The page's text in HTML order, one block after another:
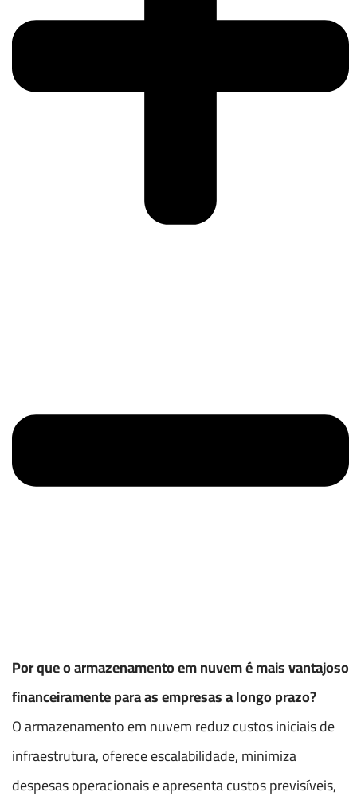
Por que o armazenamento em nuvem é mais vantajoso
financeiramente para as empresas a longo prazo?
O armazenamento em nuvem reduz custos iniciais de
infraestrutura, oferece escalabilidade, minimiza
despesas operacionais e apresenta custos previsíveis,